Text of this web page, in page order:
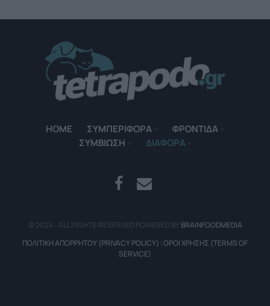
HOME ΣΥΜΠΕΡΙΦΟΡΑ
ΦΡΟΝΤΙΔΑ
ΣΥΜΒΙΩΣΗ
ΔΙΑΦΟΡΑ
© 2024 - ALL RIGHTS RESERVED POWERED BY BRAINFOODMEDIA
ΠΟΛΙΤΙΚΉ ΑΠΟΡΡΉΤΟΥ (PRIVACY POLICY) |ΌΡΟΙ ΧΡΉΣΗΣ (TERMS OF
SERVICE)